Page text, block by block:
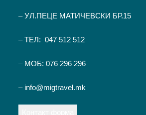
– УЛ.ПЕЦЕ МАТИЧЕВСКИ БР.15
– ТЕЛ: 047 512 512
– МОБ: 076 296 296
– info@migtravel.mk